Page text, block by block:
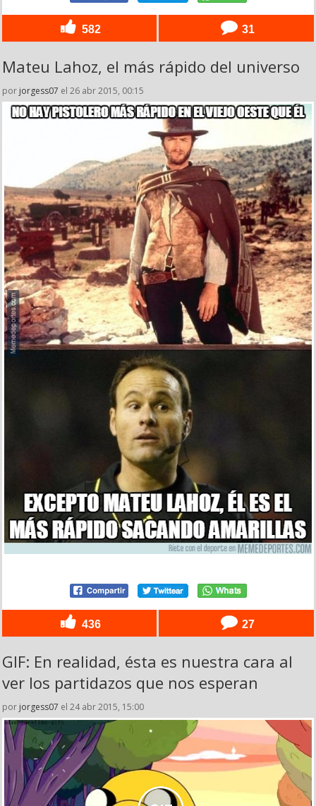
582 31
Mateu Lahoz, el más rápido del universo
por jorgess07 el 26 abr 2015, 00:15
436 27
GIF: En realidad, ésta es nuestra cara al
ver los partidazos que nos esperan
por jorgess07 el 24 abr 2015, 15:00